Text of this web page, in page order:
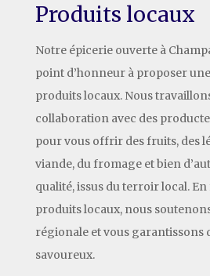
Produits locaux
Notre épicerie ouverte à
point d’honneur à proposer
produits locaux. Nous
collaboration avec des
pour vous offrir des fruits, des
viande, du fromage et bien
qualité, issus du terroir local.
produits locaux, nous
régionale et vous garantissons
savoureux.